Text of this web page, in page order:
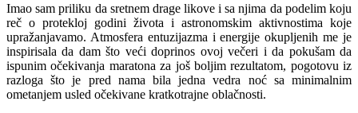
Imao sam priliku da sretnem drage likove i sa njima da podelim koju
reč o protekloj godini života i astronomskim aktivnostima koje
upražanjavamo. Atmosfera entuzijazma i energije okupljenih me je
inspirisala da dam što veći doprinos ovoj večeri i da pokušam da
ispunim očekivanja maratona za još boljim rezultatom, pogotovu iz
razloga što je pred nama bila jedna vedra noć sa minimalnim
ometanjem usled očekivane kratkotrajne oblačnosti.